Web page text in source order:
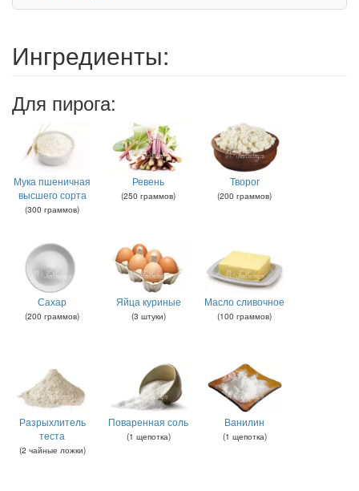
Ингредиенты:
Для пирога:
Мука пшеничная
высшего сорта
(300 граммов)
Ревень
(250 граммов)
Творог
(200 граммов)
Сахар
(200 граммов)
Яйца куриные
(3 штуки)
Масло сливочное
(100 граммов)
Разрыхлитель
теста
(2 чайные ложки)
Поваренная соль
(1 щепотка)
Ванилин
(1 щепотка)